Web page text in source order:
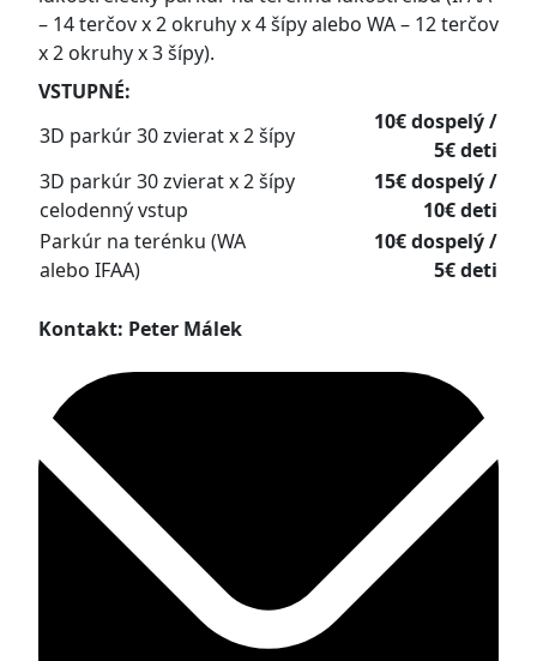
– 14 terčov x 2 okruhy x 4 šípy alebo WA – 12 terčov
x 2 okruhy x 3 šípy).
VSTUPNÉ:
3D parkúr 30 zvierat x 2 šípy
10€ dospelý /
5€ deti
3D parkúr 30 zvierat x 2 šípy
celodenný vstup
15€ dospelý /
10€ deti
Parkúr na terénku (WA
alebo IFAA)
10€ dospelý /
5€ deti
Kontakt: Peter Málek